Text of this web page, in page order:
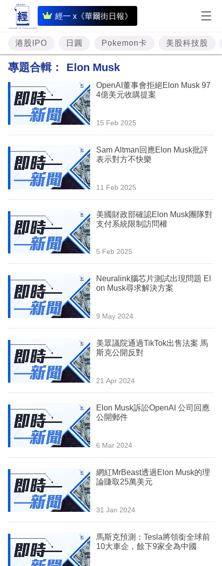
經一 x《華爾街日報》
即
時
財
經
投
資
理
業
科
技
場
生
時
事
訂
閱
港股IPO 日圓 Pokemon卡 美股科技股
專題合輯： Elon Musk
OpenAI董事會拒絕Elon Musk 97
4億美元收購提案
15 Feb 2025
Sam Altman回應Elon Musk批評
表示對方不快樂
11 Feb 2025
美國財政部確認Elon Musk團隊對
支付系統限制訪問權
5 Feb 2025
Neuralink腦芯片測試出現問題 El
on Musk尋求解決方案
9 May 2024
美眾議院通過TikTok出售法案 馬
斯克公開反對
21 Apr 2024
Elon Musk訴訟OpenAI 公司回應
公開郵件
6 Mar 2024
網紅MrBeast透過Elon Musk的理
論賺取25萬美元
31 Jan 2024
馬斯克預測：Tesla將領銜全球前
10大車企，餘下9家全為中國